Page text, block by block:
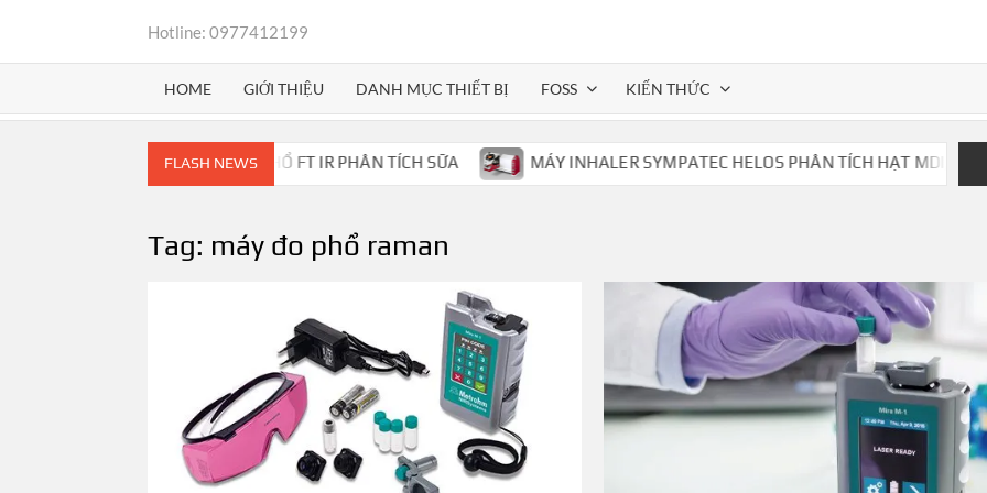
content
Hotline: 0977412199
HOME GIỚI THIỆU DANH MỤC THIẾT BỊ FOSS KIẾN THỨC
FLASH NEWS
MARS – QUANG PHỔ FT IR PHÂN TÍCH SỮA MÁY INHALER SYMPATEC HELOS PHÂN TÍCH HẠT MDI,DPI,..
Tag: máy đo phổ raman